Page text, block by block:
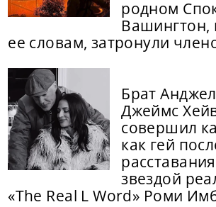
родном
Вашингтон,
ее словам, затронули
Брат
Джеймс
совершил
как гей
звездой
«The Real L Word» Роми